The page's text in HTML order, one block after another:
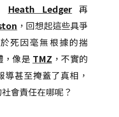
Heath Ledger再
，回想起這些具爭
死因毫無根據的揣
，像是 TMZ ，不實的
甚至掩蓋了真相，
會責任在哪呢？